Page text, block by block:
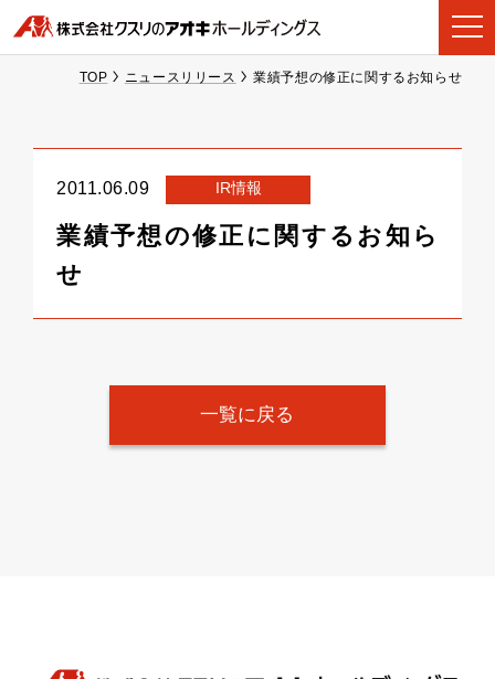
TOP ニュースリリース 業績予想の修正に関するお知らせ
2011.06.09 IR情報
業績予想の修正に関するお知ら
せ
一覧に戻る